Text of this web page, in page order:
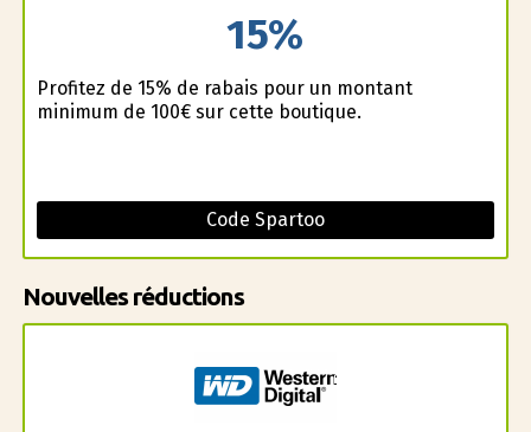
15%
Profitez de 15% de rabais pour un montant
minimum de 100€ sur cette boutique.
Code Spartoo
Nouvelles réductions